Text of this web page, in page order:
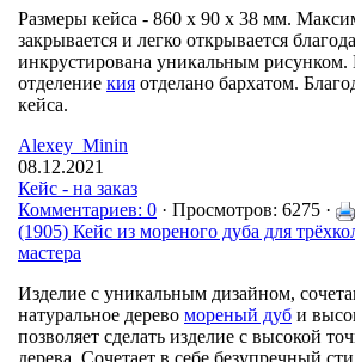
Размеры кейса - 860 x 90 x 38 мм.
закрывается и легко открывается
инкрустирована уникальным
отделение кия отделано бархатом.
кейса.
Alexey_Minin
08.12.2021
Кейс - на заказ
Комментариев: 0 · Просмотров: 6275 ·
(1905) Кейс из мореного дуба для
мастера
Изделие с уникальным дизайном,
натуральное дерево мореный дуб и
позволяет сделать изделие с высокой
дерева. Сочетает в себе безупречный